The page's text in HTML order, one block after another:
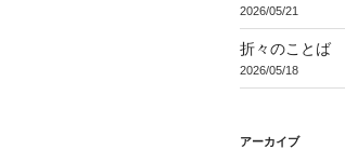
2026/05/21
折々のことば
2026/05/18
アーカイブ